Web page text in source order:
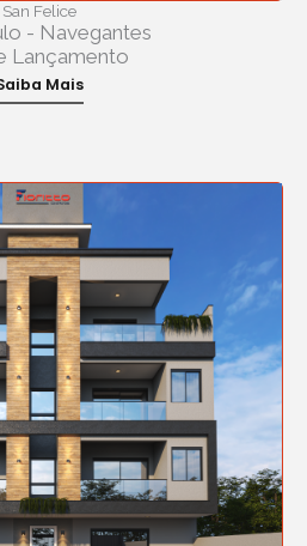
San Felice
- Navegantes
Lançamento
Mais